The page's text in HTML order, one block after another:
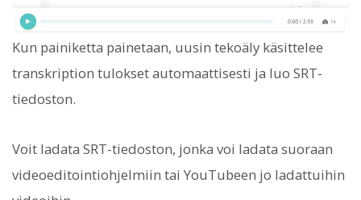
Kun painiketta painetaan, uusin tekoäly käsittelee
transkription tulokset automaattisesti ja luo SRT-
tiedoston.
Voit ladata SRT-tiedoston, jonka voi ladata suoraan
videoeditointiohjelmiin tai YouTubeen jo ladattuihin